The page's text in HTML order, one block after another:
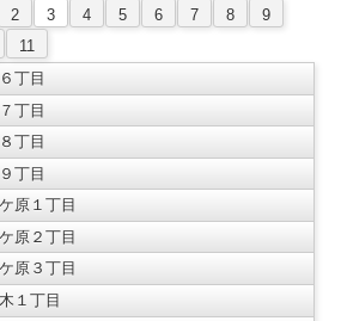
2 3 4 5 6 7 8
9
11
丁目
丁目
丁目
丁目
原１丁目
原２丁目
原３丁目
１丁目